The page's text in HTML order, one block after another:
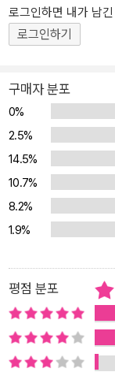
이정표 트럼프 2기로
재조명된 불안한 세
마주하고 있다. 부의
자 신한 프리미어 패
던지는 질문에 답을
단기적인 유행을 좇
도를 뒤흔들 거시적
미를 되짚는다. 이 책의 가장 큰 미덕은 저자의 탁월한 스토리텔링에
있다. 어렵고 딱딱하
이터와 역사적 사건
광했다. 유튜브 누적
입문한 사람도 상당
제의 거대한 흐름이
지식의 대전환을 갈
다섯 가지 갈림길 위에서 지금 당장 부의 경로를 재탐색하라
세계 경제의 운명을
로그인하면 내가 남
로그인하기
구매자 분포
0%
2.5%
14.5%
10.7%
8.2%
1.9%
평점 분포